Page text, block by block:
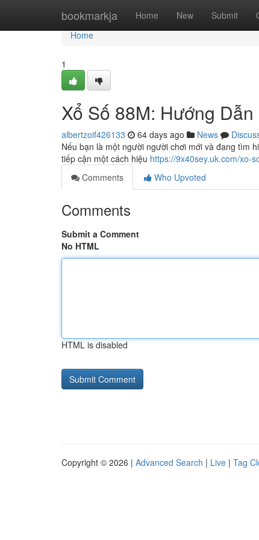
bookmarkja Home New Submit
Home
Home
1
Xổ Số 88M: Hướng
albertzoif426133 64 days ago News
Nếu bạn là một người người chơi mới và đang tìm
tiếp cận một cách hiệu https://9x40sey.uk.com/xo-
Comments
Who Upvoted
Comments
Submit a Comment
No HTML
HTML is disabled
Copyright © 2026 | Advanced Search | Live | Tag